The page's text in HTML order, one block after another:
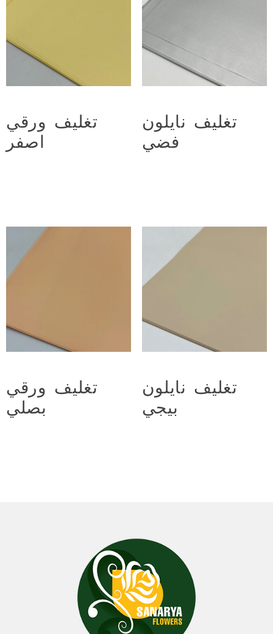
تغليف ورقي
اصفر
د.ع
تغليف نايلون
فضي
د.ع
تغليف ورقي
بصلي
د.ع
تغليف نايلون
بيجي
د.ع